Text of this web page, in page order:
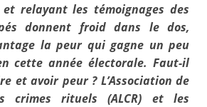
relayant les témoignages des
donnent froid dans le dos,
la peur qui gagne un peu
cette année électorale. Faut-il
et avoir peur ? L’Association de
crimes rituels (ALCR) et les